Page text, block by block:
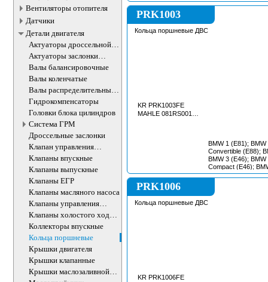
Вентиляторы отопителя
Датчики
Детали двигателя
Актуаторы дроссельной
заслонки
Актуаторы заслонки
впускного коллектора
Валы балансировочные
Валы коленчатые
Валы распределительные
ДВС
Гидрокомпенсаторы
Головки блока цилиндров
Система ГРМ
Дроссельные заслонки
Клапан управления
впускного коллектора
Клапаны впускные
Клапаны выпускные
Клапаны ЕГР
Клапаны масляного насоса
Клапаны управления
впускного коллектора
Клапаны холостого хода
ДВС
Коллекторы впускные
Кольца поршневые
Крышки двигателя
Крышки клапанные
Крышки маслозаливной
CITROEN C3
DE_); CITROEN C4
PEUGEOT 207
CC (WD_);
PEUGEOT 207 Van
208 I (CA_, CC_);
(0U_); PEUGEOT
(4E_, 4H_);
PRK1003
Кольца поршневые ДВС
KR PRK1003FE
BMW 1 (E81); BMW
Convertible (E88);
BMW 3 (E46);
Compact (E46);
BMW 3 Convertible
BMW 5 Touring
PRK1006
Кольца поршневые ДВС
KR PRK1006FE